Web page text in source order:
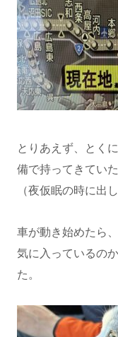
とりあえず、とく
備で持ってきてい
（夜仮眠の時に出
車が動き始めたら
気に入っているの
た。